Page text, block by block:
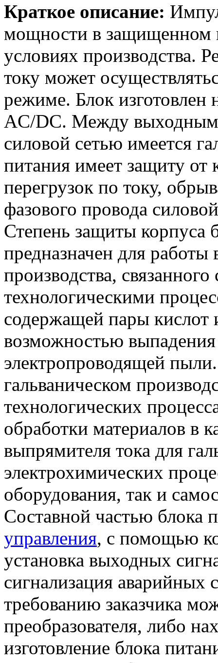
Краткое описание:
мощности в защищенном
условиях производства.
току может
режиме. Блок изготовлен
AC/DC. Между
силовой сетью имеется
питания имеет защиту от
перегрузок по току,
фазового провода
Степень защиты корпуса
предназначен для
производства,
технологическими
содержащей пары кислот
возможностью
электропроводящей
гальваническом
технологических
обработки материалов в
выпрямителя тока для
электрохимических
оборудования, так и
Составной частью блока
управления, с помощью
установка выходных
сигнализация аварийных
требованию заказчика
преобразователя, либо
изготовление блока